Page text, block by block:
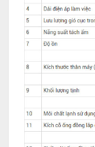
thể nói đây là
Nagakawa. Không
dùng. Mà còn góp
Nhờ những thiết
Nagakawa mang
Đặc biệt là các
VÍ dụ như phong